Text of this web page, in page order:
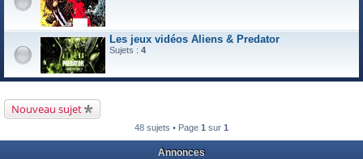
Les jeux vidéos Aliens & Predator
Sujets : 4
Nouveau sujet
48 sujets • Page 1 sur 1
Annonces